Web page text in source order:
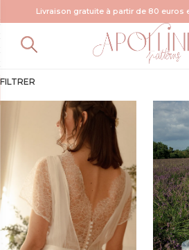
Livraison gratuite à partir de 80 euros
patron couture
FILTRER